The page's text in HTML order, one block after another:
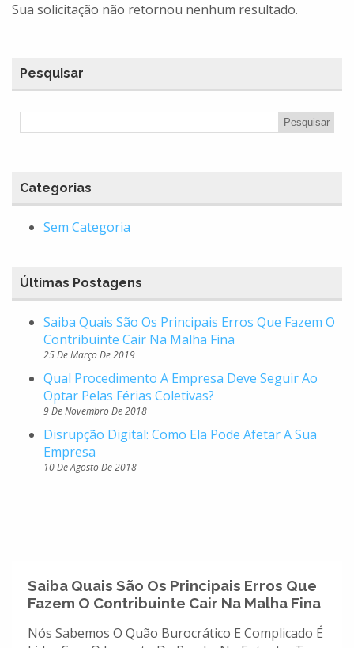
Sua solicitação não retornou nenhum resultado.
Pesquisar
Categorias
Sem Categoria
Últimas Postagens
Saiba Quais São Os Principais Erros Que Fazem O
Contribuinte Cair Na Malha Fina
25 De Março De 2019
Qual Procedimento A Empresa Deve Seguir Ao
Optar Pelas Férias Coletivas?
9 De Novembro De 2018
Disrupção Digital: Como Ela Pode Afetar A Sua
Empresa
10 De Agosto De 2018
Saiba Quais São Os Principais Erros Que
Fazem O Contribuinte Cair Na Malha Fina
Nós Sabemos O Quão Burocrático E Complicado É